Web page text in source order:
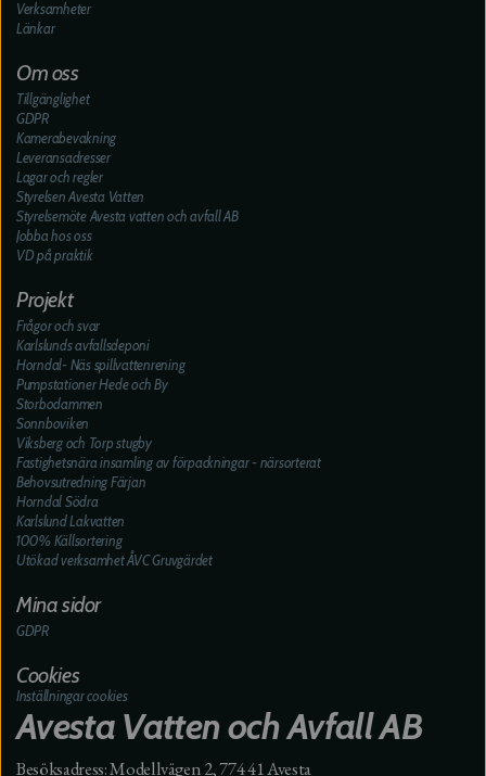
Verksamheter
Länkar
Om oss
Tillgänglighet
GDPR
Kamerabevakning
Leveransadresser
Lagar och regler
Styrelsen Avesta Vatten
Styrelsemöte Avesta vatten och avfall AB
Jobba hos oss
VD på praktik
Projekt
Frågor och svar
Karlslunds avfallsdeponi
Horndal- Näs spillvattenrening
Pumpstationer Hede och By
Storbodammen
Sonnboviken
Viksberg och Torp stugby
Fastighetsnära insamling av förpackningar - närsorterat
Behovsutredning Färjan
Horndal Södra
Karlslund Lakvatten
100% Källsortering
Utökad verksamhet ÅVC Gruvgärdet
Mina sidor
GDPR
Cookies
Inställningar cookies
Avesta Vatten och Avfall AB
Besöksadress: Modellvägen 2, 774 41 Avesta